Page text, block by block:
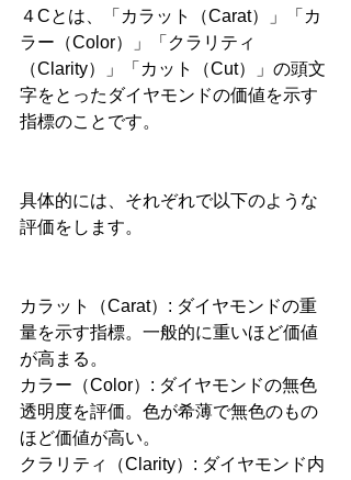
４Cとは、「カラット（Carat）」「カ
ラー（Color）」「クラリティ
（Clarity）」「カット（Cut）」の頭文
字をとったダイヤモンドの価値を示す
指標のことです。
具体的には、それぞれで以下のような
評価をします。
カラット（Carat）: ダイヤモンドの重
量を示す指標。一般的に重いほど価値
が高まる。
カラー（Color）: ダイヤモンドの無色
透明度を評価。色が希薄で無色のもの
ほど価値が高い。
クラリティ（Clarity）: ダイヤモンド内